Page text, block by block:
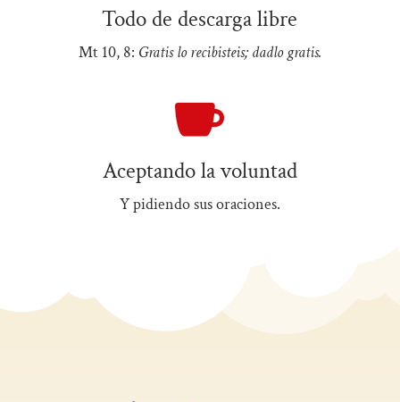
Todo de descarga libre
Mt 10, 8: Gratis lo recibisteis; dadlo gratis.

Aceptando la voluntad
Y pidiendo sus oraciones.